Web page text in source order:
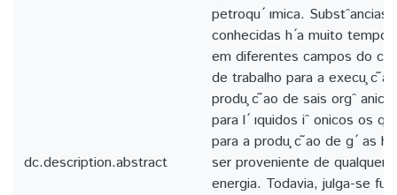
dc.description.abstract
petroqu ́ ımica. Substˆancias
conhecidas h ́a muito tempo
em diferentes campos do
de trabalho para a execu ̧c
produ ̧c ̃ao de sais orgˆ
para l ́ ıquidos iˆ onicos os
para a produ ̧c ̃ao de g ́ as
ser proveniente de qualquer
energia. Todavia, julga-se